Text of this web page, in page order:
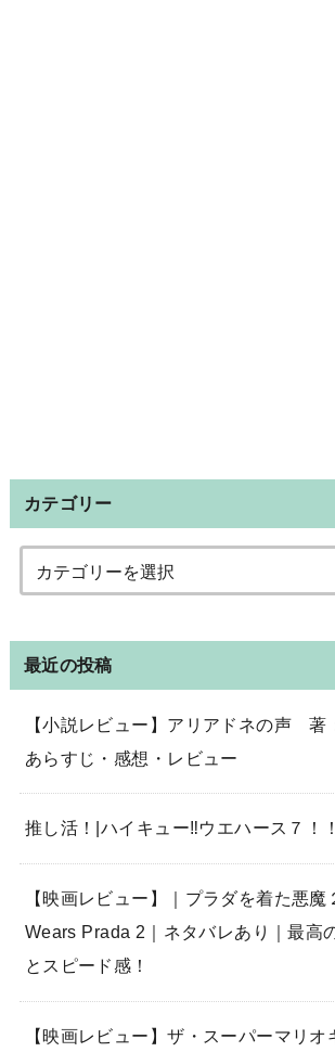
カテゴリー
最近の投稿
【小説レビュー】アリアドネの声 著
あらすじ・感想・レビュー
推し活！|ハイキュー‼︎ウエハース７！！
【映画レビュー】｜プラダを着た悪魔
Wears Prada 2｜ネタバレあり｜最高
とスピード感！
【映画レビュー】ザ・スーパーマリオ